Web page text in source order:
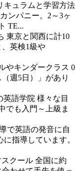
キュラムと学習方法
ンパニー。2～3ヶ
TE...
東京と関西に計10
英検1級や
やキンダークラス 0
週5日）」があり
英語学院 様々な目
でも入門～上級ま
で英語の発音に自
指導しています。
クール 全国に約